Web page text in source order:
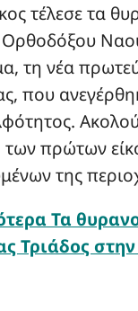
τέλεσε τα
τη νέα
που
πρώτων
της
Τα
Τριάδος